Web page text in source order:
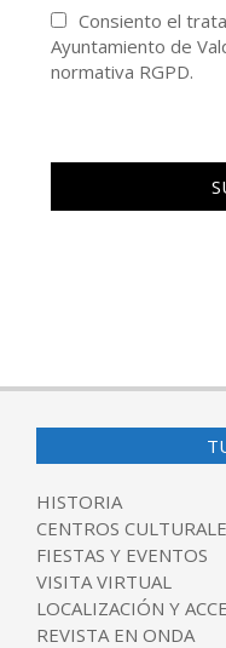
Consiento el
Ayuntamiento de
normativa RGPD.
HISTORIA
CENTROS
FIESTAS Y EVENTOS
VISITA VIRTUAL
LOCALIZACIÓN Y
REVISTA EN ONDA